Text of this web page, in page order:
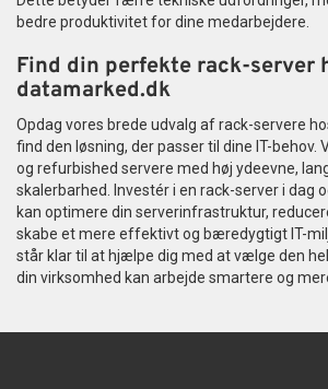
bedre produktivitet for dine medarbejdere.
Find din perfekte rack-server
datamarked.dk
Opdag vores brede udvalg af rack-servere
find den løsning, der passer til dine IT-behov.
og refurbished servere med høj ydeevne,
skalerbarhed. Investér i en rack-server i dag
kan optimere din serverinfrastruktur,
skabe et mere effektivt og bæredygtigt IT-
står klar til at hjælpe dig med at vælge den
din virksomhed kan arbejde smartere og